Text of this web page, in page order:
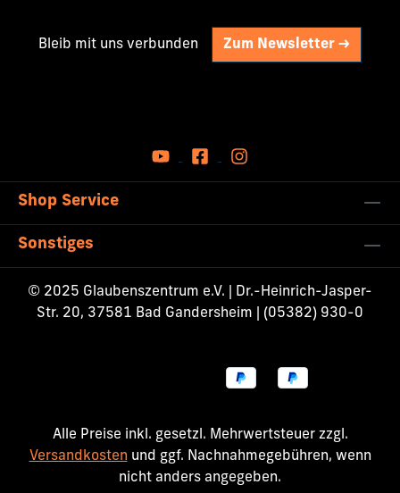
Bleib mit uns verbunden Zum Newsletter ->
Shop Service
Sonstiges
© 2025 Glaubenszentrum e.V. | Dr.-Heinrich-Jasper-
Str. 20, 37581 Bad Gandersheim | (05382) 930-0
Alle Preise inkl. gesetzl. Mehrwertsteuer zzgl.
Versandkosten und ggf. Nachnahmegebühren, wenn
nicht anders angegeben.